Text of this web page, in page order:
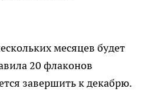
месяцев будет
20 флаконов
завершить к декабрю.